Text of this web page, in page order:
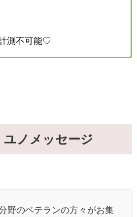
測不可能♡
ノメッセージ
野のベテランの方々がお集